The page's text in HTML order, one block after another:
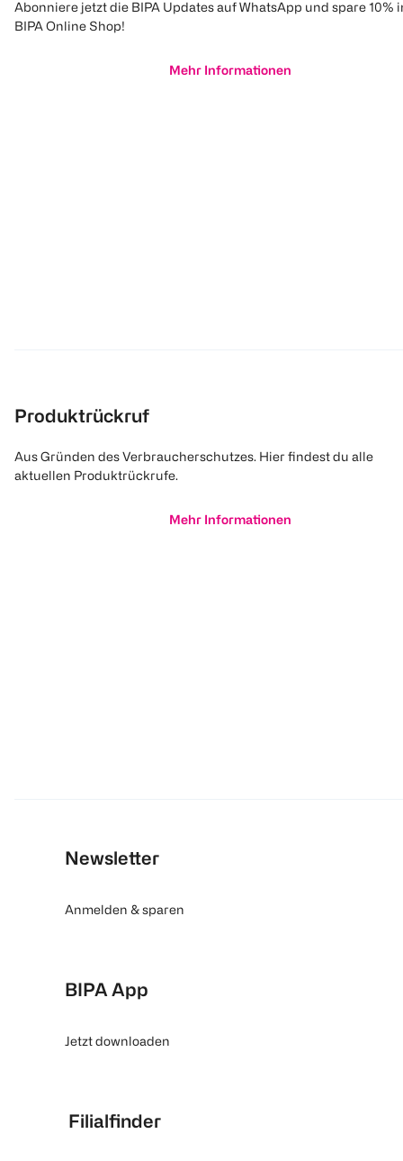
Abonniere jetzt die BIPA Updates auf WhatsApp und spare 10%
BIPA Online Shop!
Mehr Informationen
Produktrückruf
Aus Gründen des Verbraucherschutzes. Hier findest du alle
aktuellen Produktrückrufe.
Mehr Informationen
Newsletter
Anmelden & sparen
BIPA App
Jetzt downloaden
Filialfinder